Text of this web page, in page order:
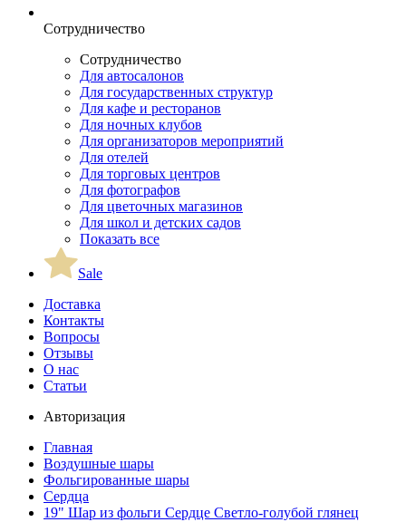
Сотрудничество
Сотрудничество
Для автосалонов
Для государственных структур
Для кафе и ресторанов
Для ночных клубов
Для организаторов мероприятий
Для отелей
Для торговых центров
Для фотографов
Для цветочных магазинов
Для школ и детских садов
Показать все
Sale
Доставка
Контакты
Вопросы
Отзывы
О нас
Статьи
Авторизация
Главная
Воздушные шары
Фольгированные шары
Сердца
19" Шар из фольги Сердце Светло-голубой глянец